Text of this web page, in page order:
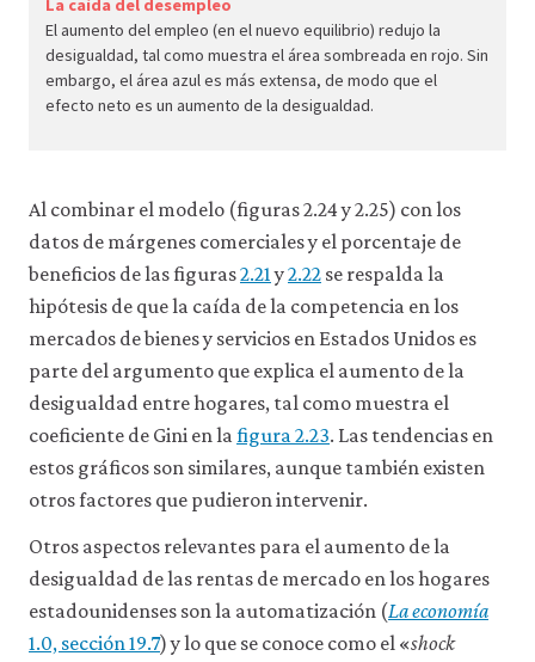
La caída del desempleo
El aumento del empleo (en el nuevo equilibrio) redujo la
desigualdad, tal como muestra el área sombreada en rojo. Sin
embargo, el área azul es más extensa, de modo que el
efecto neto es un aumento de la desigualdad.
Al combinar el modelo (figuras 2.24 y 2.25) con los
datos de márgenes comerciales y el porcentaje de
beneficios de las figuras2.21y2.22 se respalda la
hipótesis de que la caída de la competencia en los
mercados de bienes y servicios en Estados Unidos es
parte del argumento que explica el aumento de la
desigualdad entre hogares, tal como muestra el
coeficiente de Gini en la figura 2.23. Las tendencias en
estos gráficos son similares, aunque también existen
otros factores que pudieron intervenir.
Otros aspectos relevantes para el aumento de la
desigualdad de las rentas de mercado en los hogares
estadounidenses son la automatización (La economía
1.0, sección 19.7) y lo que se conoce como el «shock